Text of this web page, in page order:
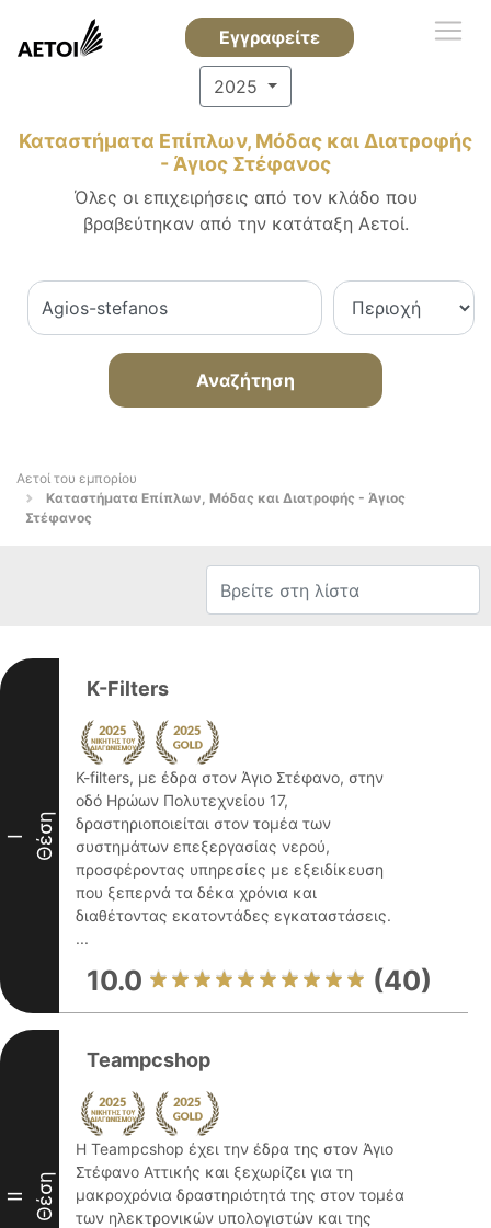
Εγγραφείτε
2025
Καταστήματα Επίπλων, Μόδας και Διατροφής
- Άγιος Στέφανος
Όλες οι επιχειρήσεις από τον κλάδο που
βραβεύτηκαν από την κατάταξη Αετοί.
Αναζήτηση
Αετοί του εμπορίου
Καταστήματα Επίπλων, Μόδας και Διατροφής - Άγιος
Στέφανος
I Θέση
K-Filters
K-filters, με έδρα στον Άγιο Στέφανο, στην
οδό Ηρώων Πολυτεχνείου 17,
δραστηριοποιείται στον τομέα των
συστημάτων επεξεργασίας νερού,
προσφέροντας υπηρεσίες με εξειδίκευση
που ξεπερνά τα δέκα χρόνια και
διαθέτοντας εκατοντάδες εγκαταστάσεις.
...
10.0 (40)
II Θέση
Teampcshop
Η Teampcshop έχει την έδρα της στον Άγιο
Στέφανο Αττικής και ξεχωρίζει για τη
μακροχρόνια δραστηριότητά της στον τομέα
των ηλεκτρονικών υπολογιστών και της